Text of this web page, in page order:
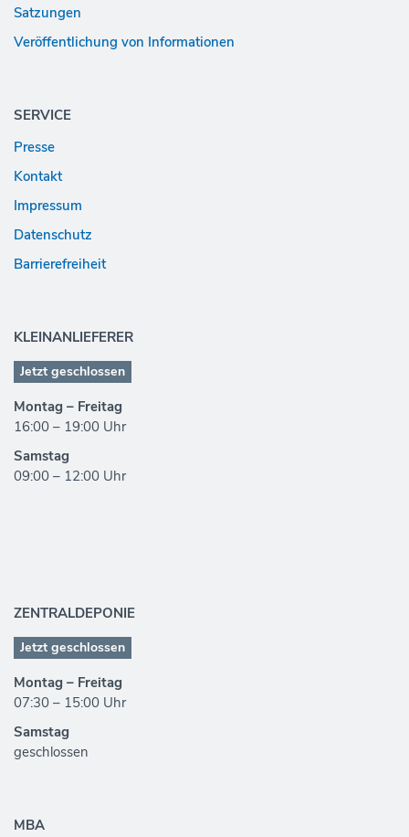
Satzungen
Veröffentlichung von Informationen
SERVICE
Presse
Kontakt
Impressum
Datenschutz
Barrierefreiheit
KLEINANLIEFERER
Jetzt geschlossen
Montag – Freitag
16:00 – 19:00 Uhr
Samstag
09:00 – 12:00 Uhr
ZENTRALDEPONIE
Jetzt geschlossen
Montag – Freitag
07:30 – 15:00 Uhr
Samstag
geschlossen
MBA